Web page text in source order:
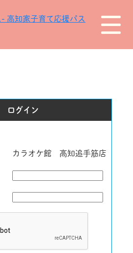
ログイン
カラオケ館 高知追手筋店